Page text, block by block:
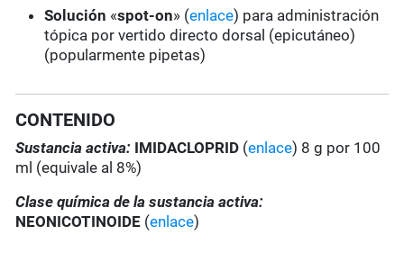
Solución «spot-on» (enlace) para administración
tópica por vertido directo dorsal (epicutáneo)
(popularmente pipetas)
CONTENIDO
Sustancia activa: IMIDACLOPRID (enlace) 8 g por 100
ml (equivale al 8%)
Clase química de la sustancia activa:
NEONICOTINOIDE (enlace)